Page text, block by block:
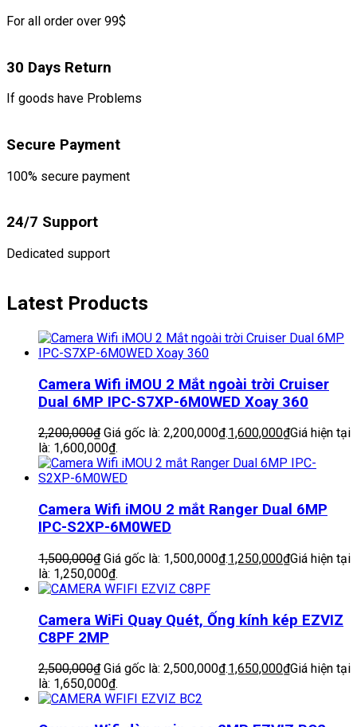
For all order over 99$
30 Days Return
If goods have Problems
Secure Payment
100% secure payment
24/7 Support
Dedicated support
Latest Products
Camera Wifi iMOU 2 Mắt ngoài trời Cruiser
Dual 6MP IPC-S7XP-6M0WED Xoay 360
2,200,000₫ Giá gốc là: 2,200,000₫.1,600,000₫Giá hiện tại
là: 1,600,000₫.
Camera Wifi iMOU 2 mắt Ranger Dual 6MP
IPC-S2XP-6M0WED
1,500,000₫ Giá gốc là: 1,500,000₫.1,250,000₫Giá hiện tại
là: 1,250,000₫.
Camera WiFi Quay Quét, Ống kính kép EZVIZ
C8PF 2MP
2,500,000₫ Giá gốc là: 2,500,000₫.1,650,000₫Giá hiện tại
là: 1,650,000₫.